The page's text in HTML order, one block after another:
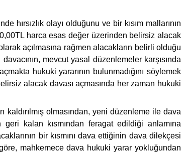
olayı olduğunu ve bir kısım mallarının
harca esas değer üzerinden belirsiz alacak
açılmasına rağmen alacakların belirli olduğu
mevcut yasal düzenlemeler karşısında
hukuki yararının bulunmadığını söylemek
alacak davası açmasında her zaman hukuki
kaldırılmış olmasından, yeni düzenleme ile dava
geri kalan kısmından feragat edildiği anlamına
bir kısmını dava ettiğinin dava dilekçesi
mahkemece dava hukuki yarar yokluğundan